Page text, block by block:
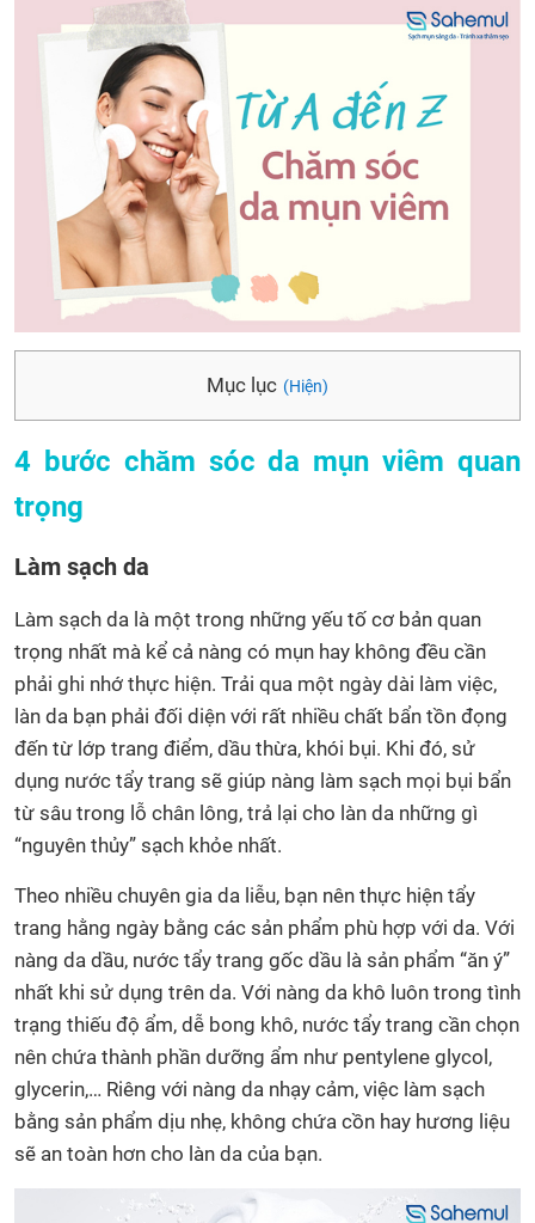
Mục lục (Hiện)
4 bước chăm sóc da mụn viêm quan
trọng
Làm sạch da
Làm sạch da là một trong những yếu tố cơ bản quan
trọng nhất mà kể cả nàng có mụn hay không đều cần
phải ghi nhớ thực hiện. Trải qua một ngày dài làm việc,
làn da bạn phải đối diện với rất nhiều chất bẩn tồn đọng
đến từ lớp trang điểm, dầu thừa, khói bụi. Khi đó, sử
dụng nước tẩy trang sẽ giúp nàng làm sạch mọi bụi bẩn
từ sâu trong lỗ chân lông, trả lại cho làn da những gì
“nguyên thủy” sạch khỏe nhất.
Theo nhiều chuyên gia da liễu, bạn nên thực hiện tẩy
trang hằng ngày bằng các sản phẩm phù hợp với da. Với
nàng da dầu, nước tẩy trang gốc dầu là sản phẩm “ăn ý”
nhất khi sử dụng trên da. Với nàng da khô luôn trong tình
trạng thiếu độ ẩm, dễ bong khô, nước tẩy trang cần chọn
nên chứa thành phần dưỡng ẩm như pentylene glycol,
glycerin,… Riêng với nàng da nhạy cảm, việc làm sạch
bằng sản phẩm dịu nhẹ, không chứa cồn hay hương liệu
sẽ an toàn hơn cho làn da của bạn.